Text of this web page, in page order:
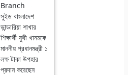
Branch
সুইড বাংলাদেশ
ভান্ডারিয়া শাখার
শিক্ষার্থী যুথী খানমকে
মাননীয় প্রধানমন্ত্রী ১
লক্ষ টাকা উপহার
প্রদান করেছেন